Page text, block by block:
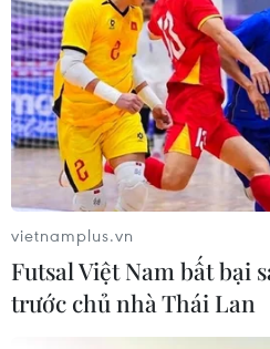
tiếp, trực tuyến hoặc trên
vietnamplus.vn
Futsal Việt Nam bất bại
trước chủ nhà Thái Lan